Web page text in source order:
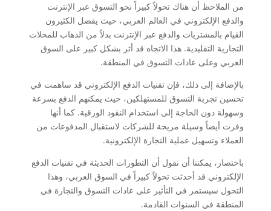
من الملاحظ أن هناك تحولاً كبيراً نحو التسوق عبر الإنترنت
والدفع الإلكتروني في العالم العربي، حيث يفضل الكثيرون
القيام بالمشتريات والدفع عبر الإنترنت بدلاً من الذهاب للمحلات
التجارية التقليدية. هذا الاتجاه قد أثر بشكل كبير على السوق
العربي وعلى عادات التسوق في المنطقة.
بالإضافة إلى ذلك، فإن تقنيات الدفع الإلكتروني قد ساهمت في
تحسين تجربة التسوق للمستهلكين، حيث يمكنهم الدفع بسرعة
وسهولة دون الحاجة إلى استخدام النقود الورقية. كما أنها
وفرت أيضاً وسيلة مريحة للشركات لاستقبال المدفوعات من
العملاء وتسهيل عملية التجارة الإلكترونية.
باختصار، يمكننا أن نقول أن التطورات الحديثة في تقنيات الدفع
الإلكتروني قد أحدثت تحولاً كبيراً في السوق العربي، وهذا
التحول سيستمر في التأثير على عادات التسوق والتجارة في
المنطقة في السنوات القادمة.